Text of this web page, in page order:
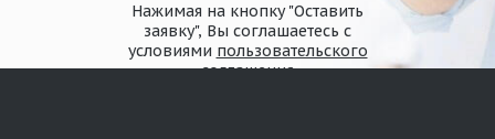
Нажимая на кнопку "Оставить
заявку", Вы соглашаетесь с
условиями пользовательского
соглашения